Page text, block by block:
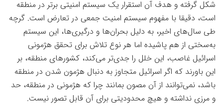
شکل گرفته و هدف آن استقرار یک سیستم امنیتی برتر در منطقه
است، دقیقا با مفهوم سیستم امنیت جمعی در تعارض است. گرچه
طی سال‌های اخیر، به دلیل بحران‌ها و درگیری‌ها، این سیستم
به‌سختی از هم پاشیده اما هر نوع تلاش برای تحقق هژمونی
اسرائیل غاصب، این خلل را جدی‌تر می‌کند، کشورهای منطقه، بر
این باورند که اگر اسرائیل متجاوز به دنبال هژمون شدن در منطقه
باشد، نمی‌توانند از آن مصون بمانند چرا که هژمونی در منطقه، حد
و مرزی نداشته و هیچ محدودیتی برای آن قابل تصور نیست.